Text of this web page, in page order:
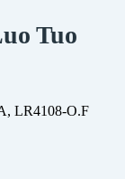
Tuo
LR4108-O.F